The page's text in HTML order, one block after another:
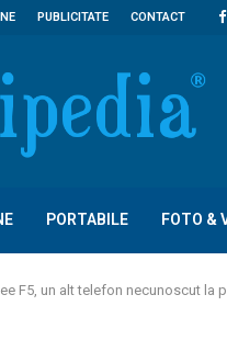
PUBLICITATE CONTACT
PORTABILE FOTO &
F5, un alt telefon necunoscut la